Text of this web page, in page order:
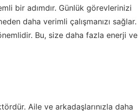
bir adımdır. Günlük görevlerinizi
daha verimli çalışmanızı sağlar.
Bu, size daha fazla enerji ve
Aile ve arkadaşlarınızla daha